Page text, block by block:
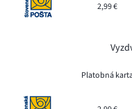
2,99 €
Platobná